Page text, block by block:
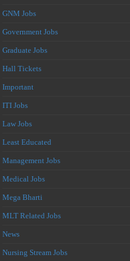
GNM Jobs
Government Jobs
Graduate Jobs
Hall Tickets
Important
ITI Jobs
Law Jobs
Least Educated
Management Jobs
Medical Jobs
Mega Bharti
MLT Related Jobs
News
Nursing Stream Jobs